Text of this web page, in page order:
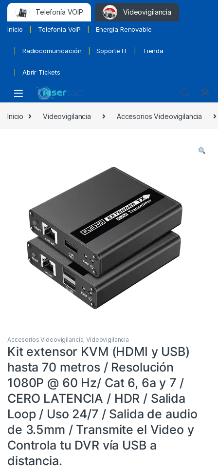
Telefonía VOIP Videovigilancia
Inicio Telefonía VoIP Energia Renovable
Radiocomunicación Soporte IT Tienda
Abrir Tickets
Inicio Videovigilancia Accesorios Videovigilancia
Accesorios Videovigilancia,Videovigilancia
Kit extensor KVM (HDMI y USB)
hasta 70 metros / Resolución
1080P @ 60 Hz/ Cat 6, 6a y 7 /
CERO LATENCIA / HDR / Salida
Loop / Uso 24/7 / Salida de audio
de 3.5mm / Transmite el Video y
Controla tu DVR vía USB a
distancia.